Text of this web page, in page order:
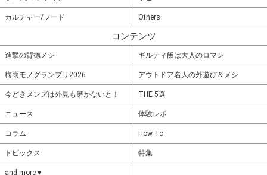
カルチャー/フード Others
コンテンツ
進撃の背徳メシ ギルティ飯は大人のロマン
梅雨モノグランプリ2026 アウトドア名人の外遊び＆メシ
今どきメンズは外見も磨かないと！ THE 5選
ニュース 体験レポ
コラム How To
トピックス 特集
and more▼